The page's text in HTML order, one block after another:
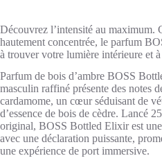
Découvrez l’intensité au maximum.
hautement concentrée, le parfum
à trouver votre lumière intérieure et
Parfum de bois d’ambre BOSS
masculin raffiné présente des notes
cardamome, un cœur séduisant de
d’essence de bois de cèdre. Lancé
original, BOSS Bottled Elixir est
avec une déclaration puissante,
une expérience de port immersive.